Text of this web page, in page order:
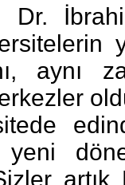
Dr.
aynı